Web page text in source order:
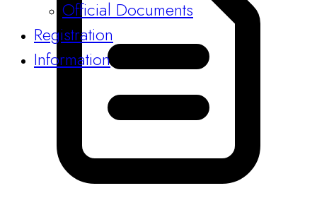
Official Documents
Registration
Information